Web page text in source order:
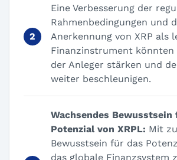
Eine Verbesserung der
Rahmenbedingungen und
Anerkennung von XRP als
Finanzinstrument könnten
der Anleger stärken und
weiter beschleunigen.
Wachsendes Bewusstsein
Potenzial von XRPL: Mit
Bewusstsein für das
das globale Finanzsystem